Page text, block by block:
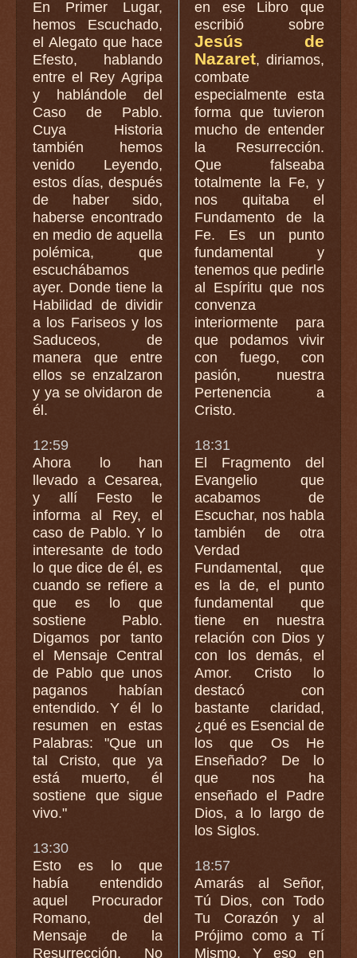
En Primer Lugar,
hemos Escuchado,
el Alegato que hace
Efesto, hablando
entre el Rey Agripa
y hablándole del
Caso de Pablo.
Cuya Historia
también hemos
venido Leyendo,
estos días, después
de haber sido,
haberse encontrado
en medio de aquella
polémica, que
escuchábamos
ayer. Donde tiene la
Habilidad de dividir
a los Fariseos y los
Saduceos, de
manera que entre
ellos se enzalzaron
y ya se olvidaron de
él.
12:59
Ahora lo han
llevado a Cesarea,
y allí Festo le
informa al Rey, el
caso de Pablo. Y lo
interesante de todo
lo que dice de él, es
cuando se refiere a
que es lo que
sostiene Pablo.
Digamos por tanto
el Mensaje Central
de Pablo que unos
paganos habían
entendido. Y él lo
resumen en estas
Palabras: "Que un
tal Cristo, que ya
está muerto, él
sostiene que sigue
vivo."
13:30
Esto es lo que
había entendido
aquel Procurador
Romano, del
Mensaje de la
Resurrección. No
en ese Libro que
escribió sobre
Jesús de
Nazaret, diriamos,
combate
especialmente esta
forma que tuvieron
mucho de entender
la Resurrección.
Que falseaba
totalmente la Fe, y
nos quitaba el
Fundamento de la
Fe. Es un punto
fundamental y
tenemos que pedirle
al Espíritu que nos
convenza
interiormente para
que podamos vivir
con fuego, con
pasión, nuestra
Pertenencia a
Cristo.
18:31
El Fragmento del
Evangelio que
acabamos de
Escuchar, nos habla
también de otra
Verdad
Fundamental, que
es la de, el punto
fundamental que
tiene en nuestra
relación con Dios y
con los demás, el
Amor. Cristo lo
destacó con
bastante claridad,
¿qué es Esencial de
los que Os He
Enseñado? De lo
que nos ha
enseñado el Padre
Dios, a lo largo de
los Siglos.
18:57
Amarás al Señor,
Tú Dios, con Todo
Tu Corazón y al
Prójimo como a Tí
Mismo. Y eso en